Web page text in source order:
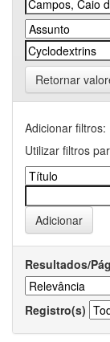
Retornar
Adicionar filtros:
Utilizar filtros
Resultados/
Registro(s)